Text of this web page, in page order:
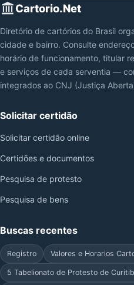
Cartorio.Net
Diretório de cartórios do Brasil
cidade e bairro. Consulte
horário de funcionamento, titular
e serviços de cada serventia —
integrados ao CNJ (Justiça
Solicitar certidão
Solicitar certidão online
Certidões e documentos
Pesquisa de protesto
Pesquisa de bens
Buscas recentes
Registro Valores e Horarios
5 Tabelionato de Protesto de